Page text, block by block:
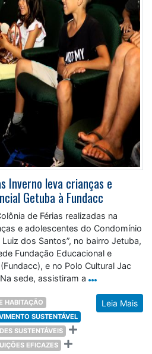
Inverno leva crianças e
Getuba à Fundacc
de Férias realizadas na
e adolescentes do Condomínio
dos Santos”, no bairro Jetuba,
Fundação Educacional e
e no Polo Cultural Jac
sede, assistiram a
Leia Mais
HABITAÇÃO
SUSTENTÁVEL
SUSTENTÁVEIS
EFICAZES